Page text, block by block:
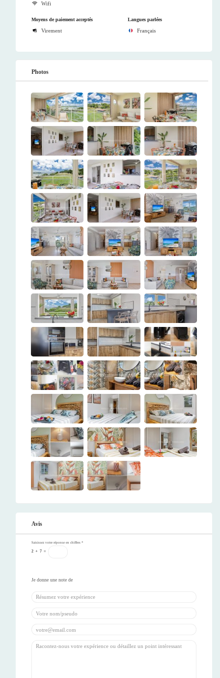
Wifi
Moyens de paiement acceptés
Virement
Langues parlées
Français
Photos
Avis
Saisissez votre réponse en chiffres *
2 + 7 =